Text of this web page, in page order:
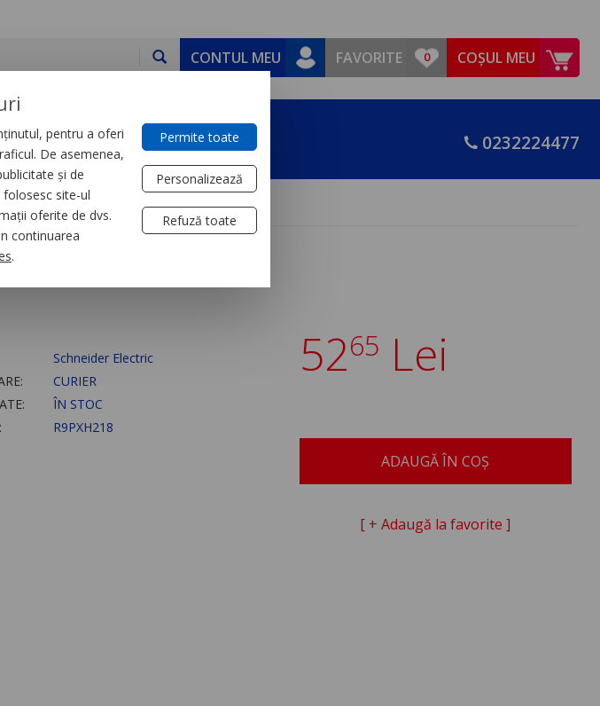
CONTUL MEU FAVORITE COȘUL MEU
PARTENER CONTACT 0232224477
Schneider Electric
CURIER
ÎN STOC
R9PXH218
5265 Lei
ADAUGĂ ÎN COȘ
[ + Adaugă la favorite ]
pentru a oferi
De asemenea,
și de
site-ul
oferite de dvs.
continuarea
.
Permite toate
Personalizează
Refuză toate